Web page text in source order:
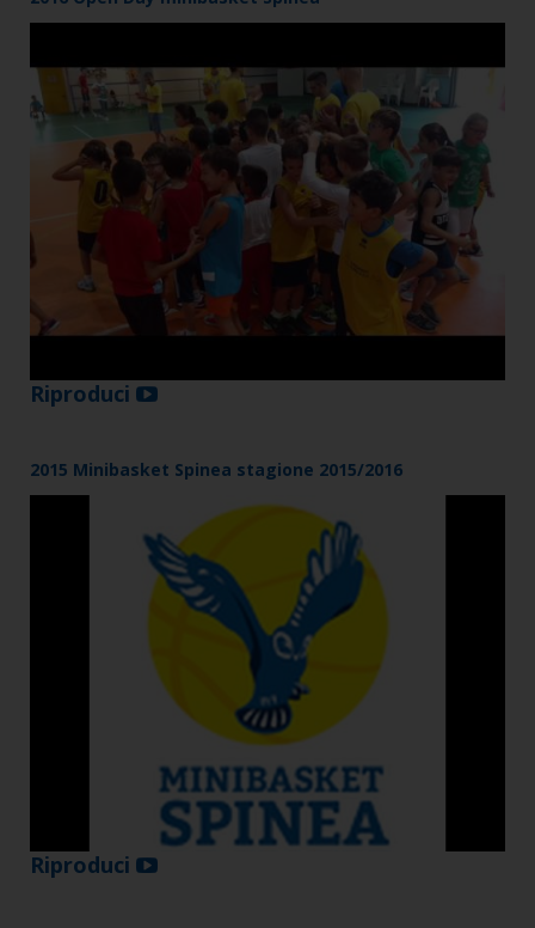
Riproduci
2015 Minibasket Spinea stagione 2015/2016
Riproduci